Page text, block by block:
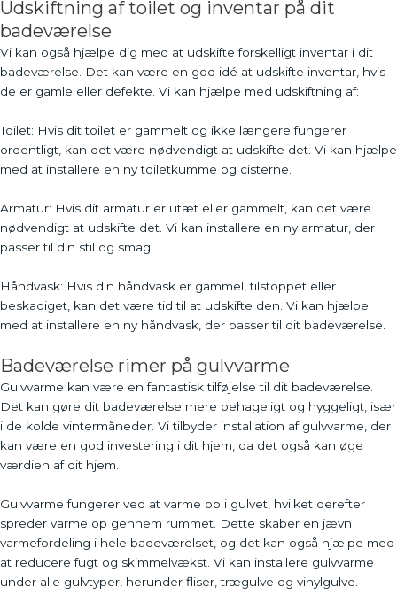
Udskiftning af toilet og inventar på dit
badeværelse
Vi kan også hjælpe dig med at udskifte forskelligt inventar i dit
badeværelse. Det kan være en god idé at udskifte inventar, hvis
de er gamle eller defekte. Vi kan hjælpe med udskiftning af:
Toilet: Hvis dit toilet er gammelt og ikke længere fungerer
ordentligt, kan det være nødvendigt at udskifte det. Vi kan hjælpe
med at installere en ny toiletkumme og cisterne.
Armatur: Hvis dit armatur er utæt eller gammelt, kan det være
nødvendigt at udskifte det. Vi kan installere en ny armatur, der
passer til din stil og smag.
Håndvask: Hvis din håndvask er gammel, tilstoppet eller
beskadiget, kan det være tid til at udskifte den. Vi kan hjælpe
med at installere en ny håndvask, der passer til dit badeværelse.
Badeværelse rimer på gulvvarme
Gulvvarme kan være en fantastisk tilføjelse til dit badeværelse.
Det kan gøre dit badeværelse mere behageligt og hyggeligt, især
i de kolde vintermåneder. Vi tilbyder installation af gulvvarme, der
kan være en god investering i dit hjem, da det også kan øge
værdien af dit hjem.
Gulvvarme fungerer ved at varme op i gulvet, hvilket derefter
spreder varme op gennem rummet. Dette skaber en jævn
varmefordeling i hele badeværelset, og det kan også hjælpe med
at reducere fugt og skimmelvækst. Vi kan installere gulvvarme
under alle gulvtyper, herunder fliser, trægulve og vinylgulve.